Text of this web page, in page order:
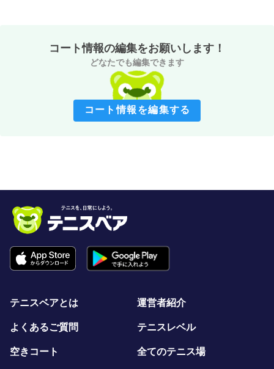
コート情報の編集をお願いします！
どなたでも編集できます
コート情報を編集する
テニスベアとは 運営者紹介
よくあるご質問 テニスレベル
空きコート 全てのテニス場